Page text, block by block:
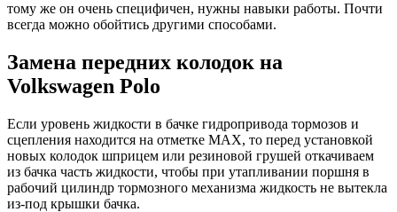
тому же он очень специфичен, нужны навыки работы. Почти
всегда можно обойтись другими способами.
Замена передних колодок на
Volkswagen Polo
Если уровень жидкости в бачке гидропривода тормозов и
сцепления находится на отметке MAX, то перед установкой
новых колодок шприцем или резиновой грушей откачиваем
из бачка часть жидкости, чтобы при утапливании поршня в
рабочий цилиндр тормозного механизма жидкость не вытекла
из-под крышки бачка.